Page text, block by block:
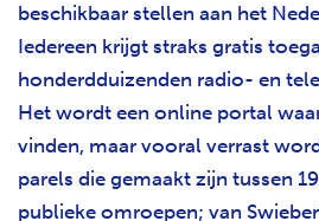
beschikbaar stellen aan het
Iedereen krijgt straks gratis
honderdduizenden radio- en
Het wordt een online portal
vinden, maar vooral verrast
parels die gemaakt zijn tussen
publieke omroepen; van